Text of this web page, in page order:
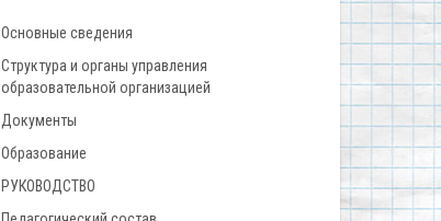
Основные сведения
Структура и органы управления
образовательной организацией
Документы
Образование
РУКОВОДСТВО